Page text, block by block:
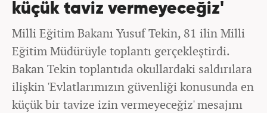
küçük taviz vermeyeceğiz'
Milli Eğitim Bakanı Yusuf Tekin, 81 ilin Milli
Eğitim Müdürüyle toplantı gerçekleştirdi.
Bakan Tekin toplantıda okullardaki saldırılara
ilişkin 'Evlatlarımızın güvenliği konusunda en
küçük bir tavize izin vermeyeceğiz' mesajını